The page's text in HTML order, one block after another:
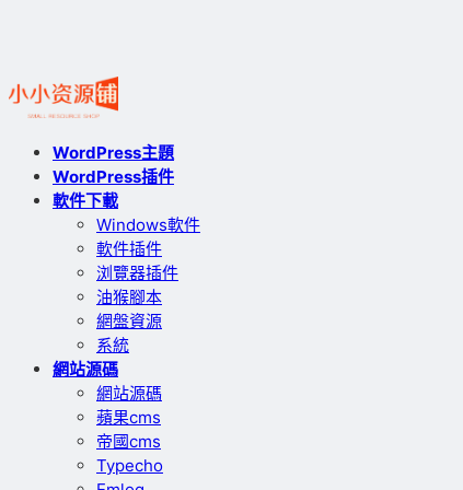
WordPress主題
WordPress插件
軟件下載
Windows軟件
軟件插件
浏覽器插件
油猴腳本
網盤資源
系統
網站源碼
網站源碼
蘋果cms
帝國cms
Typecho